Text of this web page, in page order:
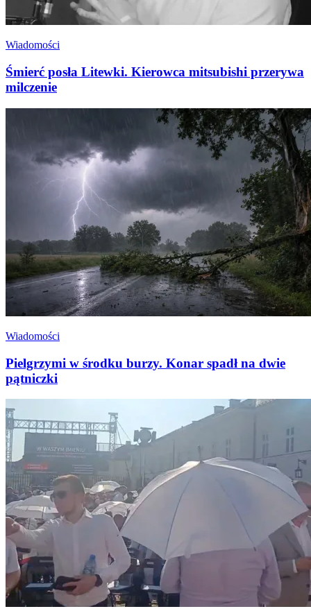
Wiadomości
Śmierć posła Litewki. Kierowca mitsubishi przerywa
milczenie
Wiadomości
Pielgrzymi w środku burzy. Konar spadł na dwie
pątniczki